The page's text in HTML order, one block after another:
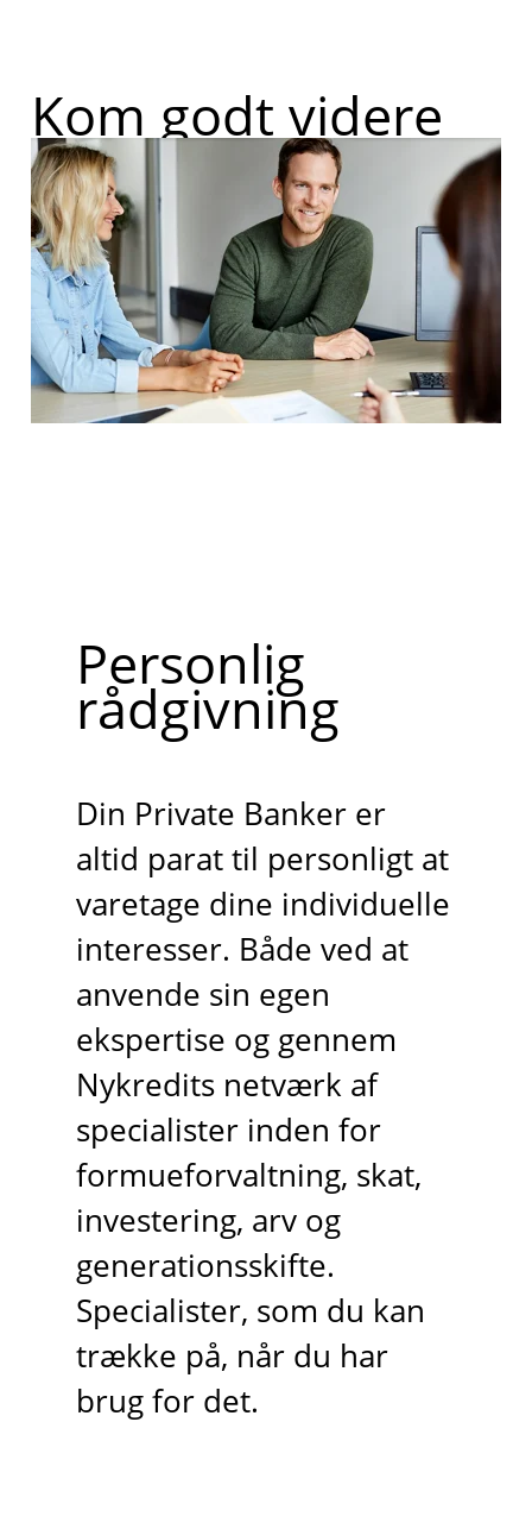
Kom godt videre
Personlig
rådgivning
Din Private Banker er
altid parat til personligt at
varetage dine individuelle
interesser. Både ved at
anvende sin egen
ekspertise og gennem
Nykredits netværk af
specialister inden for
formueforvaltning, skat,
investering, arv og
generationsskifte.
Specialister, som du kan
trække på, når du har
brug for det.